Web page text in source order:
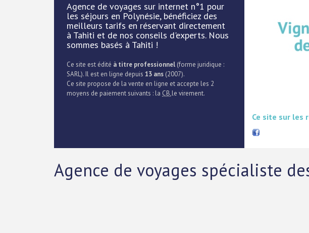
Agence de voyages sur internet n°1 pour
les séjours en Polynésie, bénéficiez des
meilleurs tarifs en réservant directement
à Tahiti et de nos conseils d'experts. Nous
sommes basés à Tahiti !
Ce site est édité à titre professionnel (forme juridique :
SARL). Il est en ligne depuis 13 ans (2007).
Ce site propose de la vente en ligne et accepte les 2
moyens de paiement suivants : la CB,le virement.
Ce site sur les
Agence de voyages spécialiste